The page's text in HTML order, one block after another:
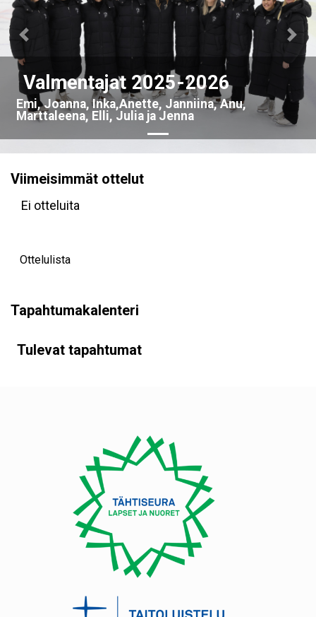
Valmentajat 2025-2026
Emi, Joanna, Inka,Anette, Janniina, Anu,
Marttaleena, Elli, Julia ja Jenna
Previous
Viimeisimmät ottelut
Ei otteluita
Ottelulista
Tapahtumakalenteri
Tulevat tapahtumat